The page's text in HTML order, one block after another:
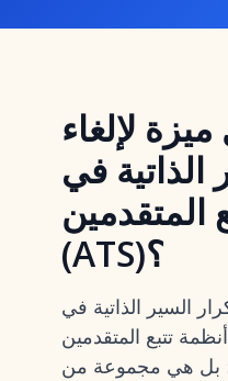
لإلغاء
الذاتية في
المتقدمين
(ATS)؟
السير الذاتية في
أنظمة تتبع المتقدمين (ATS) ليست مجرد
بل هي مجموعة من